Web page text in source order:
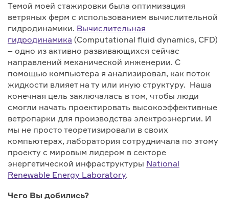
Темой моей стажировки была оптимизация
ветряных ферм с использованием вычислительной
гидродинамики. Вычислительная
гидродинамика (Computational fluid dynamics, CFD)
– одно из активно развивающихся сейчас
направлений механической инженерии. С
помощью компьютера я анализировал, как поток
жидкости влияет на ту или иную структуру. Наша
конечная цель заключалась в том, чтобы люди
смогли начать проектировать высокоэффективные
ветропарки для производства электроэнергии. И
мы не просто теоретизировали в своих
компьютерах, лаборатория сотрудничала по этому
проекту с мировым лидером в секторе
энергетической инфраструктуры National
Renewable Energy Laboratory.
Чего Вы добились?